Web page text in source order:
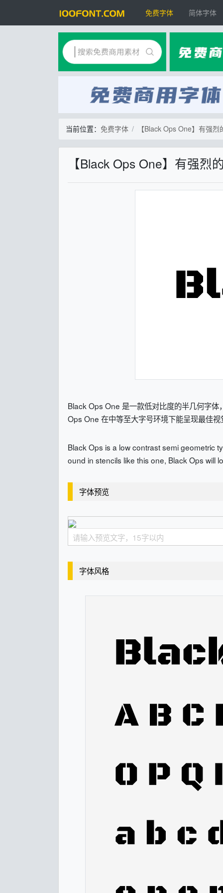
免费字体 简体字体
当前位置： 免费字体 【Black Ops One】有强
【Black Ops One】有强
Black Ops One 是一款低对比度的半几何字
Ops One 在中等至大字号环境下能呈现最佳视
Black Ops is a low contrast semi geometric
ound in stencils like this one, Black Ops will
字体预览
字体风格